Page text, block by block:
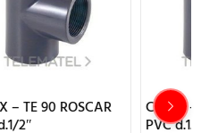
CEPEX – TE 90 ROSCAR